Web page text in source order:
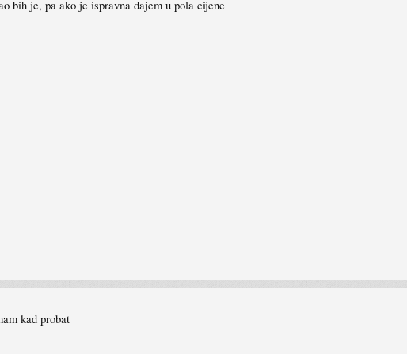
bih je, pa ako je ispravna dajem u pola cijene
kad probat